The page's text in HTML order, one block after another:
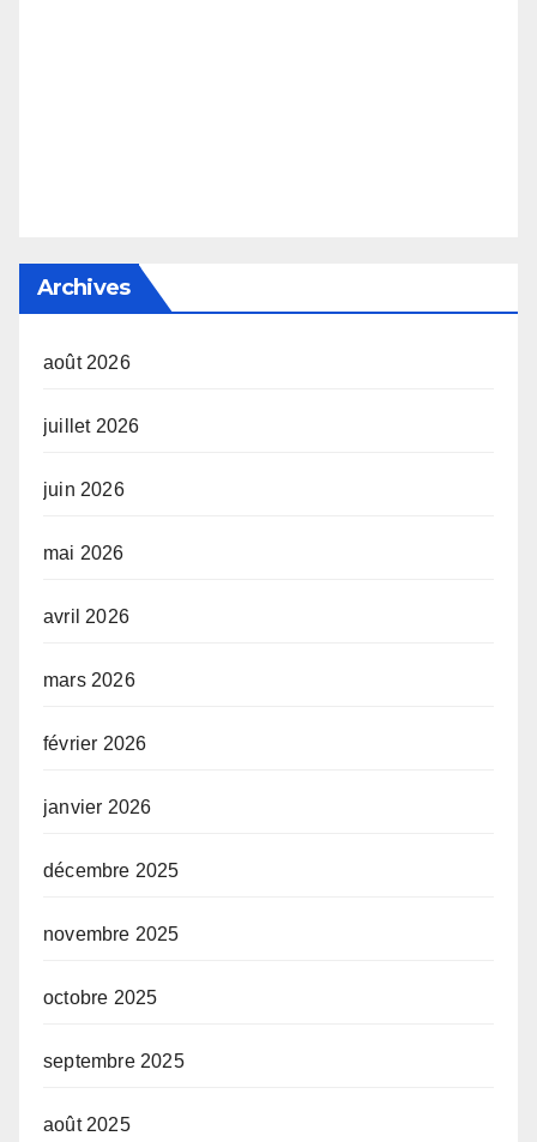
Archives
août 2026
juillet 2026
juin 2026
mai 2026
avril 2026
mars 2026
février 2026
janvier 2026
décembre 2025
novembre 2025
octobre 2025
septembre 2025
août 2025